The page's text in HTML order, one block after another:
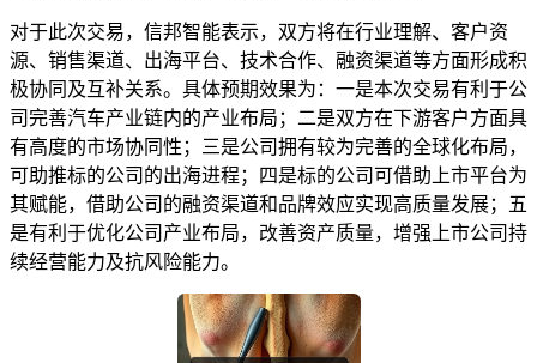
对于此次交易，信邦智能表示，双方将在行业理解、客户资
源、销售渠道、出海平台、技术合作、融资渠道等方面形成积
极协同及互补关系。具体预期效果为：一是本次交易有利于公
司完善汽车产业链内的产业布局；二是双方在下游客户方面具
有高度的市场协同性；三是公司拥有较为完善的全球化布局，
可助推标的公司的出海进程；四是标的公司可借助上市平台为
其赋能，借助公司的融资渠道和品牌效应实现高质量发展；五
是有利于优化公司产业布局，改善资产质量，增强上市公司持
续经营能力及抗风险能力。